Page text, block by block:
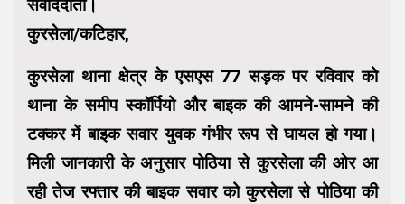
संवाददाता।
कुरसेला/कटिहार,
कुरसेला थाना क्षेत्र के एसएस 77 सड़क पर रविवार को
थाना के समीप स्कॉर्पियो और बाइक की आमने-सामने की
टक्कर में बाइक सवार युवक गंभीर रूप से घायल हो गया।
मिली जानकारी के अनुसार पोठिया से कुरसेला की ओर आ
रही तेज रफ्तार की बाइक सवार को कुरसेला से पोठिया की